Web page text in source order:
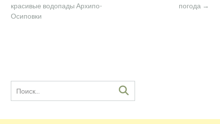
по
записям
погода →
красивые водопады Архипо-
Осиповки